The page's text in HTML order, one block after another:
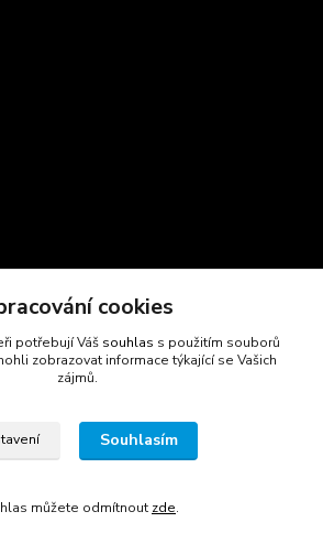
cookies
potřebují Váš souhlas s použitím souborů
zobrazovat informace týkající se Vašich
zájmů.
Souhlasím
můžete odmítnout zde.